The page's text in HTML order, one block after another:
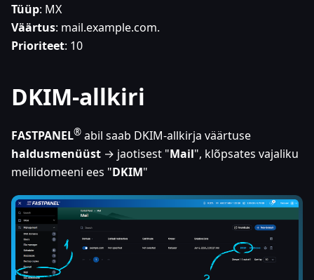
Tüüp: MX
Väärtus: mail.example.com.
Prioriteet: 10
DKIM-allkiri
FASTPANEL® abil saab DKIM-allkirja väärtuse
haldusmenüüst → jaotisest "Mail", klõpsates vajaliku
meilidomeeni ees "DKIM"